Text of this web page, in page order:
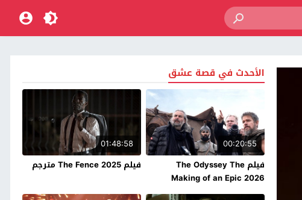
الأحدث في قصة عشق
00:20:55
فيلم The Odyssey The
Making of an Epic 2026
مترجم
01:48:58
فيلم The Fence 2025 مترجم